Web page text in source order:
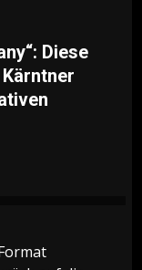
Diese